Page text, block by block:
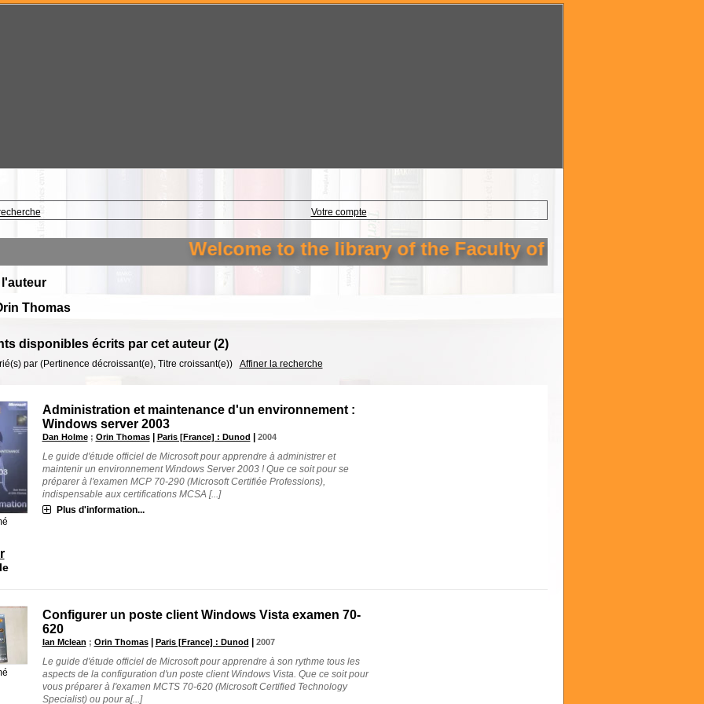
Votre compte
Welcome to the library of the Faculty of Technology Setif
l'auteur
Thomas
disponibles écrits par cet auteur (2)
par (Pertinence décroissant(e), Titre croissant(e)) Affiner la recherche
Administration et maintenance d'un environnement :
Windows server 2003
Dan Holme; Orin Thomas Paris [France] : Dunod 2004
Le guide d'étude officiel de Microsoft pour apprendre à administrer et
maintenir un environnement Windows Server 2003 ! Que ce soit pour se
préparer à l'examen MCP 70-290 (Microsoft Certifiée Professions),
indispensable aux certifications MCSA [...]
Plus d'information...
Configurer un poste client Windows Vista examen 70-
620
Ian Mclean ; Orin Thomas | Paris [France] : Dunod | 2007
Le guide d'étude officiel de Microsoft pour apprendre à son rythme tous les
aspects de la configuration d'un poste client Windows Vista. Que ce soit pour
vous préparer à l'examen MCTS 70-620 (Microsoft Certified Technology
Specialist) ou pour a[...]